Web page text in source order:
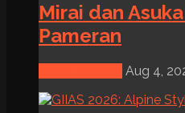
Mirai dan
Pameran
Aug 4,